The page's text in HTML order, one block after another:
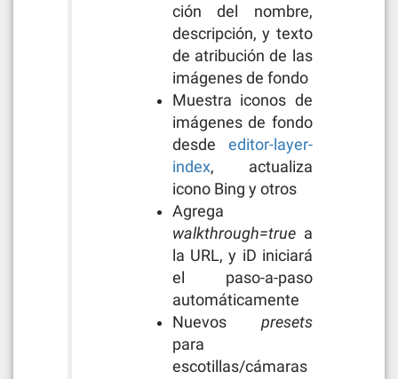
ción del nombre,
descripción, y texto
de atribución de las
imágenes de fondo
Muestra iconos de
imágenes de fondo
desde editor-layer-
index, actualiza
icono Bing y otros
Agrega
walkthrough=truea
la URL, y iD iniciará
el paso-a-paso
automáticamente
Nuevos presets
para
escotillas/cámaras